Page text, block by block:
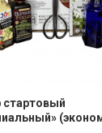
стартовый